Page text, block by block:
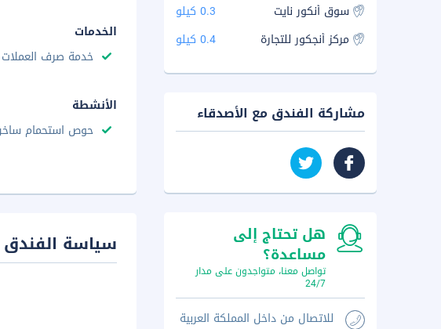
الخدمات
خدمة صرف العملات
الأنشطة
حوص استحمام
سياسة الفندق
سوق أنكور نايت
0.3 كيلو
مركز أنجكور للتجارة
0.4 كيلو
مشاركة الفندق مع الأصدقاء
هل تحتاج إلى
مساعدة؟
تواصل معنا، متواجدون على مدار
24/7
للاتصال من داخل المملكة العربية